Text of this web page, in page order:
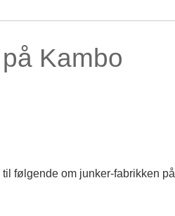
Kambo
følgende om junker-fabrikken på